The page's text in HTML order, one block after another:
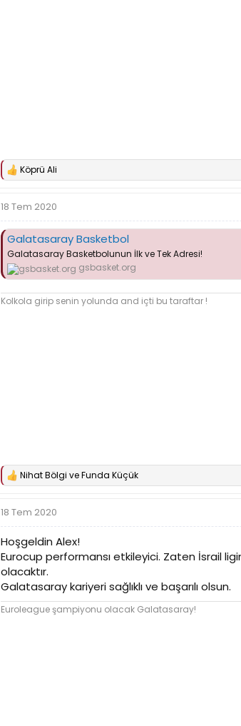
T
k
i
l
e
r
:
Köprü Ali
18 Tem 2020
Galatasaray Basketbol
Galatasaray Basketbolunun İlk ve Tek Adresi!
gsbasket.org
Kolkola girip senin yolunda and içti bu taraftar !
T
k
i
l
e
r
:
Nihat Bölgi veFunda Küçük
18 Tem 2020
Hoşgeldin Alex!
Eurocup performansı etkileyici. Zaten İsrail
olacaktır.
Galatasaray kariyeri sağlıklı ve başarılı olsun.
Euroleague şampiyonu olacak Galatasaray!